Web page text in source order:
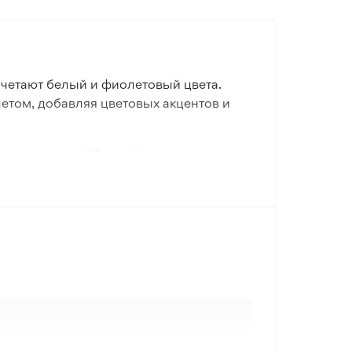
белый и фиолетовый цвета.
добавляя цветовых акцентов и
имеет ярко-зеленую листву,